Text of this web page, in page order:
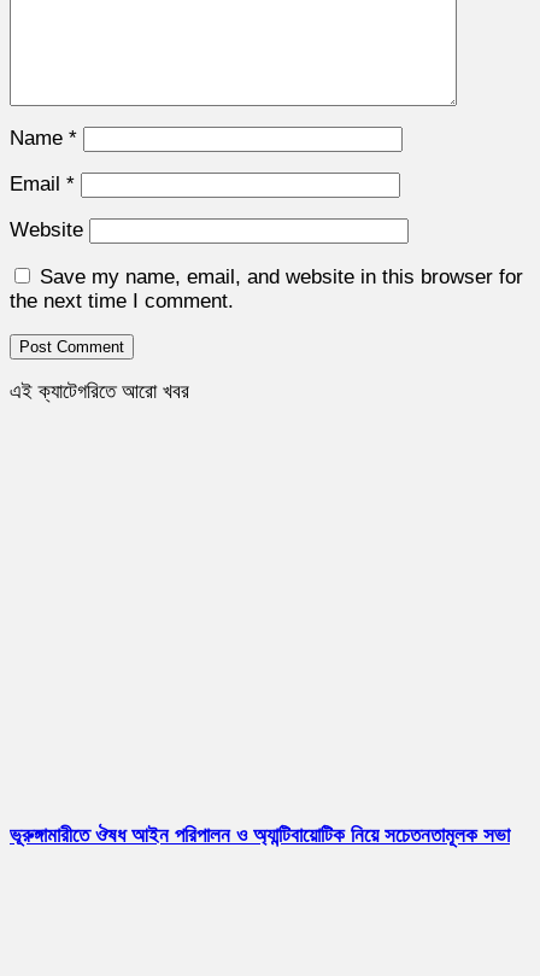
Name *
Email *
Website
Save my name, email, and website in this browser for
the next time I comment.
এই ক্যাটেগরিতে আরো খবর
ভূরুঙ্গামারীতে ঔষধ আইন পরিপালন ও অ্যান্টিবায়োটিক নিয়ে সচেতনতামূলক সভা